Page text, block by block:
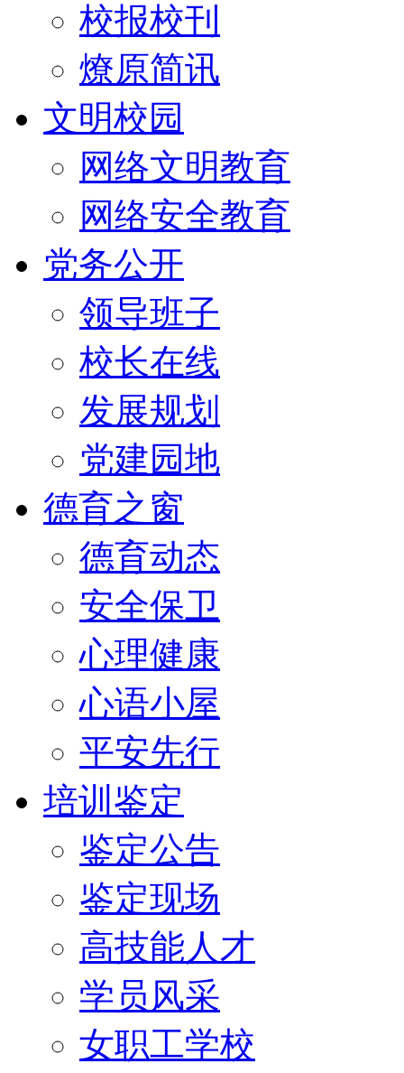
校报校刊
燎原简讯
文明校园
网络文明教育
网络安全教育
党务公开
领导班子
校长在线
发展规划
党建园地
德育之窗
德育动态
安全保卫
心理健康
心语小屋
平安先行
培训鉴定
鉴定公告
鉴定现场
高技能人才
学员风采
女职工学校